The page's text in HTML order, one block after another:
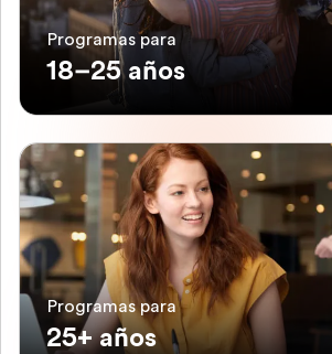
Programas para
18–25 años
Programas para
25+ años